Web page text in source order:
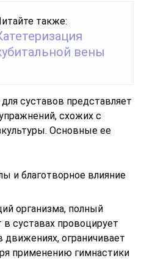
также:
вены
суставов представляет
схожих с
Основные ее
и благотворное влияние
организма, полный
суставах провоцирует
движениях, ограничивает
применению гимнастики